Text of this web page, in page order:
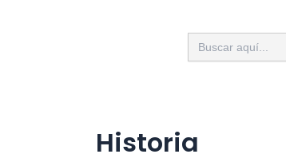
Buscar:
Historia